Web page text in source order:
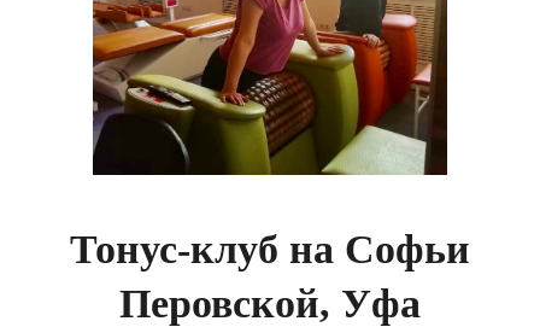
Тонус-клуб на Софьи
Перовской, Уфа